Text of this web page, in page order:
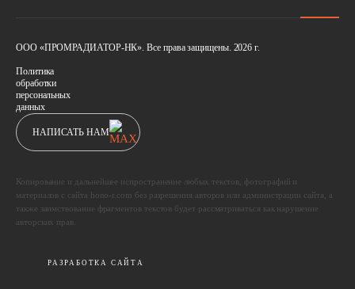
ООО «ПРОМРАДИАТОР-НК». Все права защищены. 2026 г.
Политика
обработки
персональных
данных
НАПИСАТЬ НАМ
Копирование и дальнейшее испространение любых текстов, фотографий и
материалов с сайта hono-r.com без разрешения авторов или администрации сайта, а
также заимствование фрагментов текстов будет рассматриваться как нарушение
авторских прав.
РАЗРАБОТКА САЙТА